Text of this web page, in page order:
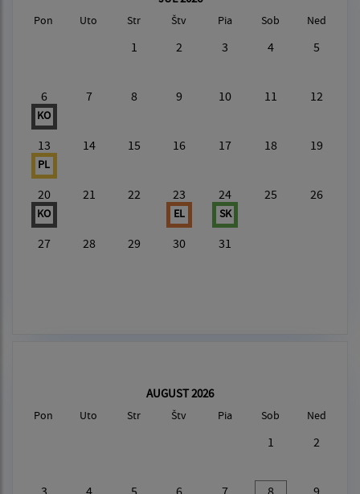
Pon Uto Str Štv Pia Sob Ned
1 2 3 4 5
6
KO
7 8 9 10 11 12
13
PL
14 15 16 17 18 19
20
KO
21 22 23
EL
24
SK
25 26
27 28 29 30 31
AUGUST 2026
Pon Uto Str Štv Pia Sob Ned
1 2